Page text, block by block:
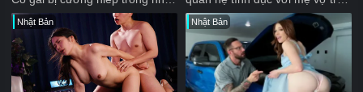
Nhật Bản Nhật Bản